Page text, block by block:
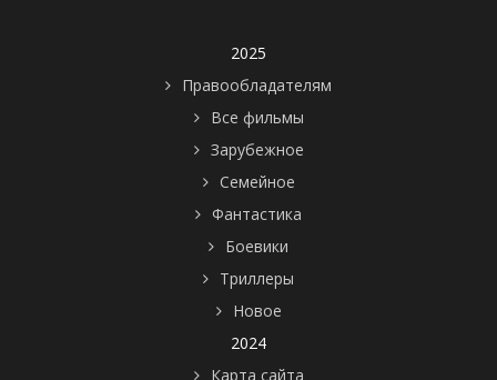
2025
Правообладателям
Все фильмы
Зарубежное
Семейное
Фантастика
Боевики
Триллеры
Новое
2024
Карта сайта